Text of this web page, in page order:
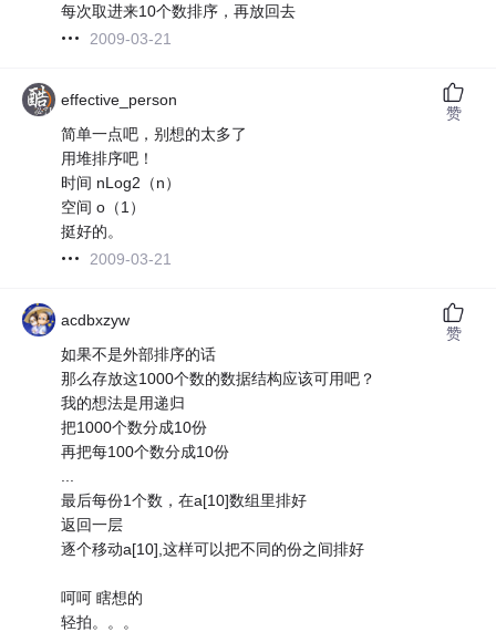
每次取进来10个数排序，再放回去
2009-03-21
effective_person
简单一点吧，别想的太多了
用堆排序吧！
时间 nLog2（n）
空间 o（1）
挺好的。
2009-03-21
赞
acdbxzyw
如果不是外部排序的话
那么存放这1000个数的数据结构应该可用吧？
我的想法是用递归
把1000个数分成10份
再把每100个数分成10份
最后每份1个数，在a[10]数组里排好
返回一层
逐个移动a[10],这样可以把不同的份之间排好
呵呵 瞎想的
轻拍。。。
赞